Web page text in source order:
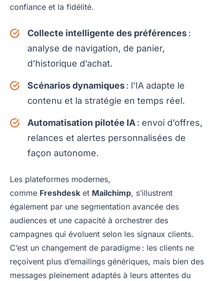
confiance et la fidélité.
Collecte intelligente des préférences:
analyse de navigation, de panier,
d’historique d’achat.
Scénarios dynamiques: l’IA adapte le
contenu et la stratégie en temps réel.
Automatisation pilotée IA: envoi d’offres,
relances et alertes personnalisées de
façon autonome.
Les plateformes modernes,
comme Freshdesk et Mailchimp, s’illustrent
également par une segmentation avancée des
audiences et une capacité à orchestrer des
campagnes qui évoluent selon les signaux clients.
C’est un changement de paradigme : les clients ne
reçoivent plus d’emailings génériques, mais bien des
messages pleinement adaptés à leurs attentes du